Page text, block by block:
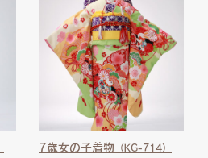
7歳女の子着物 （KG-714）